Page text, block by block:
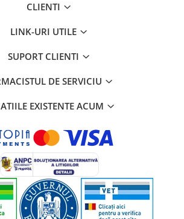
CLIENTI
LINK-URI UTILE
SUPORT CLIENTI
DE SERVICIU
EXISTENTE ACUM